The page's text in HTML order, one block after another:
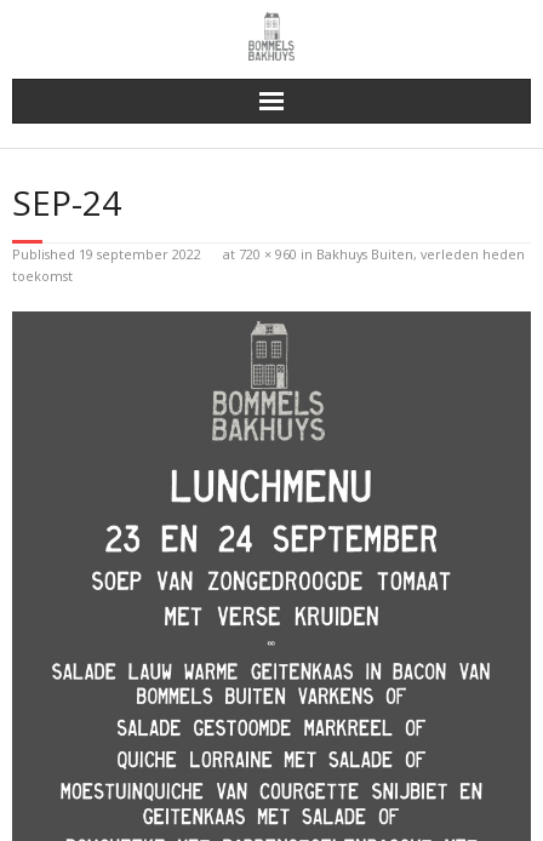
Bakhuys Buiten, verleden heden toekomst
Reserveren & Bestellen
Bommels Buiten
SEP-24
Published 19 september 2022 at 720 × 960 in Bakhuys Buiten, verleden heden
toekomst